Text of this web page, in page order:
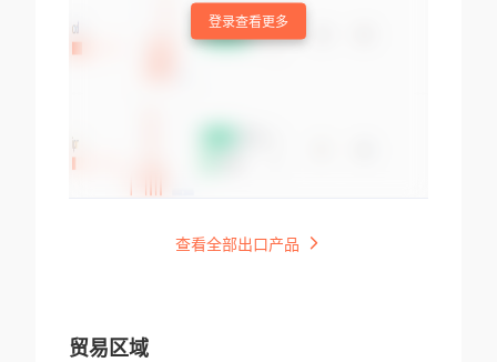
登录查看更多
查看全部出口产品
贸易区域